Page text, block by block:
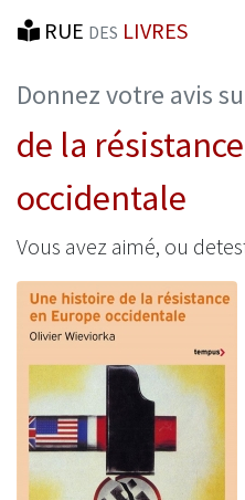
RUE DES LIVRES
Donnez votre avis
de la
occidentale
Vous avez aimé, ou